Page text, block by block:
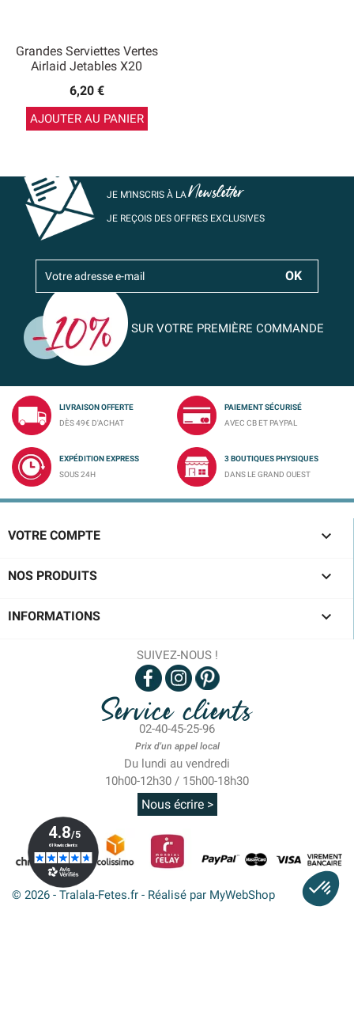
Grandes Serviettes Vertes
Airlaid Jetables X20
6,20 €
AJOUTER AU PANIER
JE M’INSCRIS À LANewsletter
JE REÇOIS DES OFFRES EXCLUSIVES
SUR VOTRE PREMIÈRE COMMANDE
LIVRAISON OFFERTE
DÈS 49€ D'ACHAT
PAIEMENT SÉCURISÉ
AVEC CB ET PAYPAL
EXPÉDITION EXPRESS
SOUS 24H
3 BOUTIQUES PHYSIQUES
DANS LE GRAND OUEST
VOTRE COMPTE 
NOS PRODUITS 
INFORMATIONS 
SUIVEZ-NOUS !
Service clients
02-40-45-25-96
Prix d'un appel local
Du lundi au vendredi
10h00-12h30 / 15h00-18h30
Nous écrire >
© 2026 - Tralala-Fetes.fr - Réalisé par MyWebShop